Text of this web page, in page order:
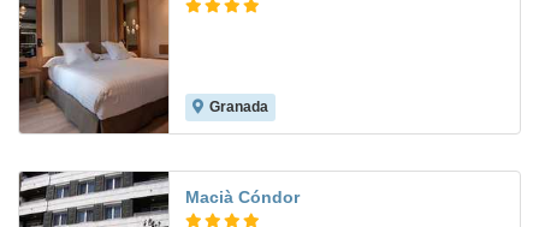
Granada
Macià Cóndor